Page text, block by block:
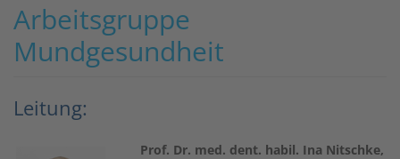
Arbeitsgruppe
Mundgesundheit
Leitung:
Prof. Dr. med. dent. habil. Ina Nitschke,